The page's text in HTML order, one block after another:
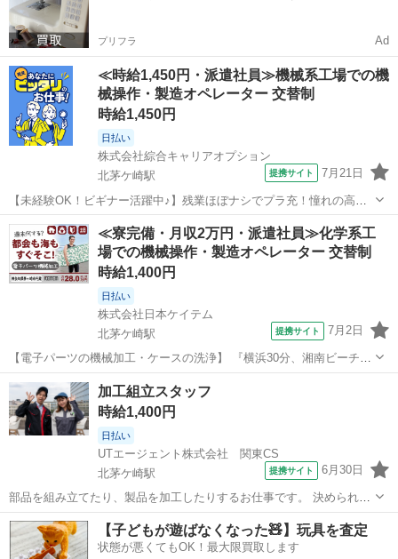
プリフラ Ad
≪時給1,450円・派遣社員≫機械系工場での機
械操作・製造オペレーター 交替制
時給1,450円
日払い
株式会社綜合キャリアオプション
北茅ケ崎駅
提携サイト 7月21日
【未経験OK！ビギナー活躍中♪】残業ほぼナシでプラ充！憧れの高収
入Work！！ 研磨剤の原料投入・キカイ操作・サンプル採取・分析
【業務内容詳細】 研磨剤の製造機械オペレーター・原料の投入・タッ
チパネルでの機械操作・製品...
神奈川 茅ヶ崎市 北茅ケ崎駅 その他
≪寮完備・月収2万円・派遣社員≫化学系工
場での機械操作・製造オペレーター 交替制
時給1,400円
日払い
株式会社日本ケイテム
北茅ケ崎駅
提携サイト 7月2日
【電子パーツの機械加工・ケースの洗浄】 『横浜30分、湘南ビーチ15
分。遊びも仕事もあきらめない』 #神奈川入寮 #20～50代前半活躍中 #
昇給制度あり #月収28万円以上可 #寮費半額 #洗うだけ #土日休み #電
気・...
神奈川 茅ヶ崎市 北茅ケ崎駅
加工組立スタッフ
時給1,400円
日払い
UTエージェント株式会社 関東CS
北茅ケ崎駅
提携サイト 6月30日
部品を組み立てたり、製品を加工したりするお仕事です。 決められた
手順で作業を進めるので、未経験でも安心してスタートできます。も
のづくりが好きな方にもおすすめです。 ほかにもこんなお仕事をご紹
介！ ・製造 ・軽作業 ・ピッ...
神奈川 茅ヶ崎市 北茅ケ崎駅 工場
【子どもが遊ばなくなった🧸】玩具を査定
状態が悪くてもOK！最大限買取します